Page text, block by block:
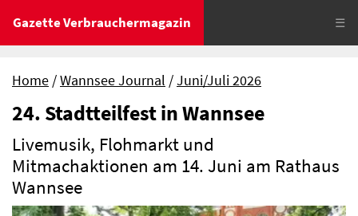
Gazette Verbrauchermagazin ☰
Home Wannsee Journal Juni/Juli 2026
24. Stadtteilfest in Wannsee
Livemusik, Flohmarkt und
Mitmachaktionen am 14. Juni am Rathaus
Wannsee